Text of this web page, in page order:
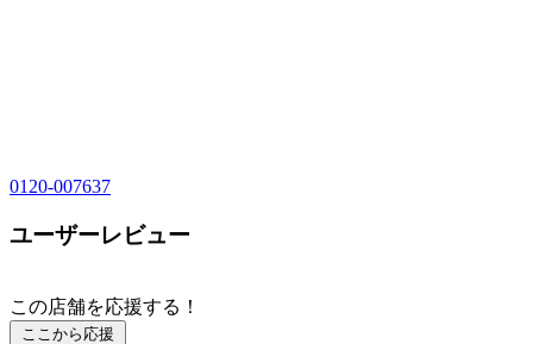
0120-007637
ユーザーレビュー
この店舗を応援する！
ここから応援